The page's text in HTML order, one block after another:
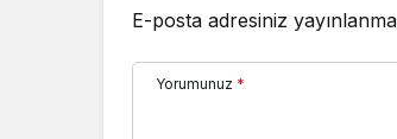
E-posta adresiniz
Yorumunuz *